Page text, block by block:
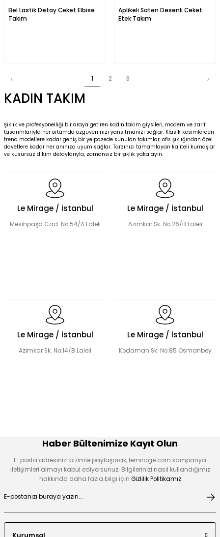
Bel Lastik Detay Ceket Elbise
Takım
Aplikeli Saten Desenli Ceket
Etek Takım
1 2 3
KADIN TAKIM
Şıklık ve profesyonelliği bir araya getiren kadın takım giysileri, modern ve zarif
tasarımlarıyla her ortamda özgüveninizi yansıtmanızı sağlar. Klasik kesimlerden
trend modellere kadar geniş bir yelpazede sunulan takımlar, ofis şıklığından özel
davetlere kadar her anınıza uyum sağlar. Tarzınızı tamamlayan kaliteli kumaşlar
ve kusursuz dikim detaylarıyla, zamansız bir şıklık yakalayın.
Le Mirage / İstanbul
Mesihpaşa Cad. No:54/A Laleli
Le Mirage / İstanbul
Azimkar Sk. No:26/B Laleli
Le Mirage / İstanbul
Azimkar Sk. No:14/B Laleli
Le Mirage / İstanbul
Kodaman Sk. No:85 Osmanbey
Haber Bültenimize Kayıt Olun
E-posta adresinizi bizimle paylaşarak, lemirage.com kampanya
iletişimleri almayı kabul ediyorsunuz. Bilgilerinizi nasıl kullandığımız
hakkında daha fazla bilgi için Gizlilik Politikamız
Kurumsal